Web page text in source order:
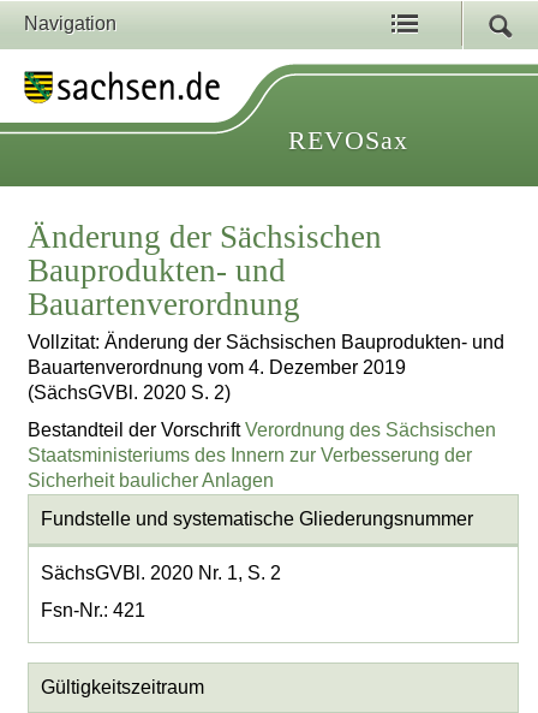
Navigation
REVOSax
Änderung der Sächsischen
Bauprodukten- und
Bauartenverordnung
Vollzitat: Änderung der Sächsischen Bauprodukten- und
Bauartenverordnung vom 4. Dezember 2019
(SächsGVBl. 2020 S. 2)
Bestandteil der VorschriftVerordnung des Sächsischen
Staatsministeriums des Innern zur Verbesserung der
Sicherheit baulicher Anlagen
Fundstelle und systematische Gliederungsnummer
SächsGVBl. 2020 Nr. 1, S. 2
Fsn-Nr.: 421
Gültigkeitszeitraum